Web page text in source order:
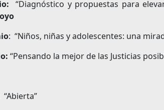
“Diagnóstico y propuestas para
: “Niños, niñas y adolescentes: una
“Pensando la mejor de las Justicias